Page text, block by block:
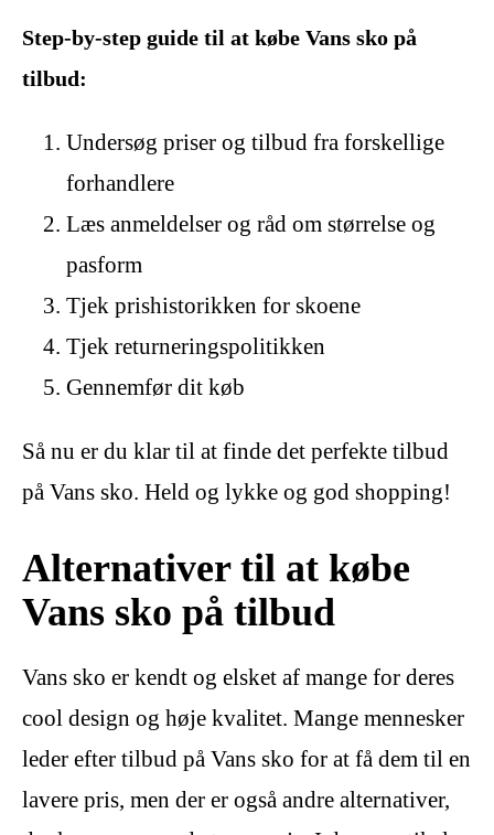
Step-by-step guide til at købe Vans sko på
tilbud:
Undersøg priser og tilbud fra forskellige
forhandlere
Læs anmeldelser og råd om størrelse og
pasform
Tjek prishistorikken for skoene
Tjek returneringspolitikken
Gennemfør dit køb
Så nu er du klar til at finde det perfekte tilbud
på Vans sko. Held og lykke og god shopping!
Alternativer til at købe
Vans sko på tilbud
Vans sko er kendt og elsket af mange for deres
cool design og høje kvalitet. Mange mennesker
leder efter tilbud på Vans sko for at få dem til en
lavere pris, men der er også andre alternativer,